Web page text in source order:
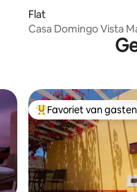
Flat
Casa Domingo Vista
met één slaapkamer.
Topfavoriet van
Favoriet van gasten